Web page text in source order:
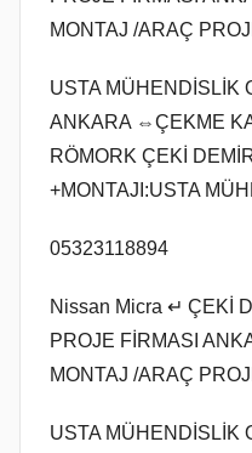
MONTAJ /ARAÇ
USTA MÜHENDİSLİK
ANKARA ⇔ÇEKME
RÖMORK ÇEKİ
+MONTAJI:USTA
05323118894
Nissan Micra ↵ ÇEKİ
PROJE FİRMASI
MONTAJ /ARAÇ
USTA MÜHENDİSLİK